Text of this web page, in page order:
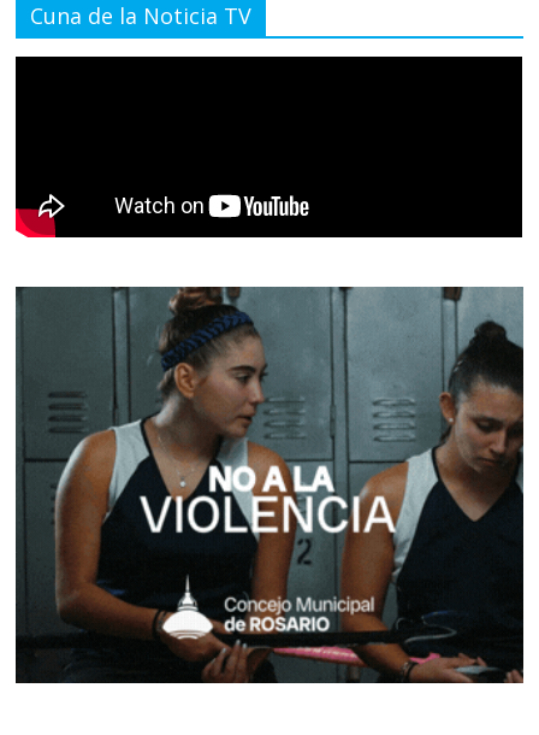
Cuna de la Noticia TV